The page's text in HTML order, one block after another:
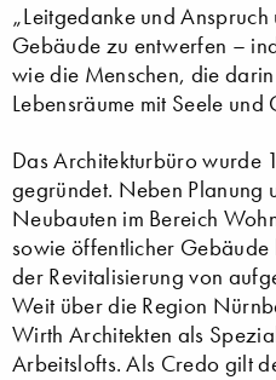
„Leitgedanke und
Gebäude zu entwerfen –
wie die Menschen, die
Lebensräume mit Seele und
Das Architekturbüro wurde
gegründet. Neben Planung
Neubauten im Bereich
sowie öffentlicher Gebäude
der Revitalisierung von
Weit über die Region
Wirth Architekten als
Arbeitslofts. Als Credo gilt